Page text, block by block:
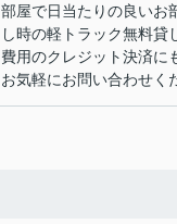
部屋で日当たりの良い
し時の軽トラック無料貸
費用のクレジット決済に
お気軽にお問い合わせく